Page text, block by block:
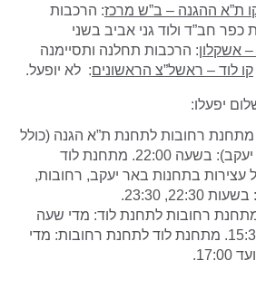
ת”א ההגנה – ב”ש מרכז: הרכבות
חב”ד ולוד גני אביב בשני
– אשקלון: הרכבות תחלנה ותסיימנה
קו לוד – ראשל”צ הראשונים: לא יופעל.
יפעלו:
(02/05/19) – מתחנת רחובות לתחנת ת”א הגנה (כולל
עצירה בתחנת באר יעקב): בשעה 22:00. מתחנת לוד
עצירות בתחנות באר יעקב, רחובות,
23:30.
(03/05/19) – מתחנת רחובות לתחנת לוד: מדי שעה
החל מ-06:30 ועד 15:30. מתחנת לוד לתחנת רחובות: מדי